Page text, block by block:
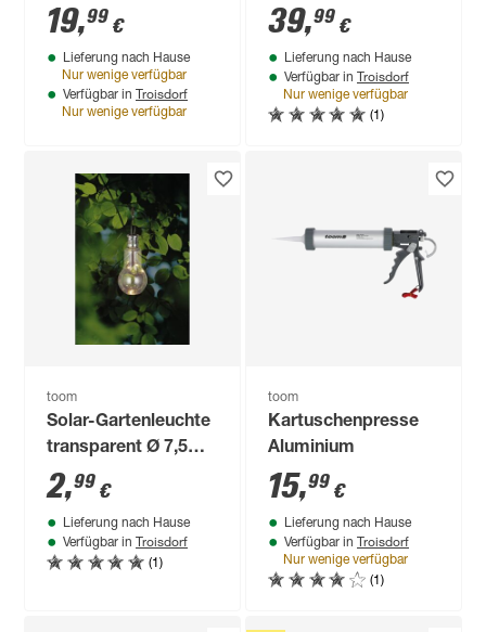
19,99 €
Lieferung nach Hause
Nur wenige verfügbar
Verfügbar in Troisdorf
Nur wenige verfügbar
mm
39,99 €
Lieferung nach Hause
Verfügbar in Troisdorf
Nur wenige verfügbar
(1)
toom
Solar-Gartenleuchte
transparent Ø 7,5
cm
2,99 €
Lieferung nach Hause
Verfügbar in Troisdorf
(1)
toom
Kartuschenpresse
Aluminium
15,99 €
Lieferung nach Hause
Verfügbar in Troisdorf
Nur wenige verfügbar
(1)